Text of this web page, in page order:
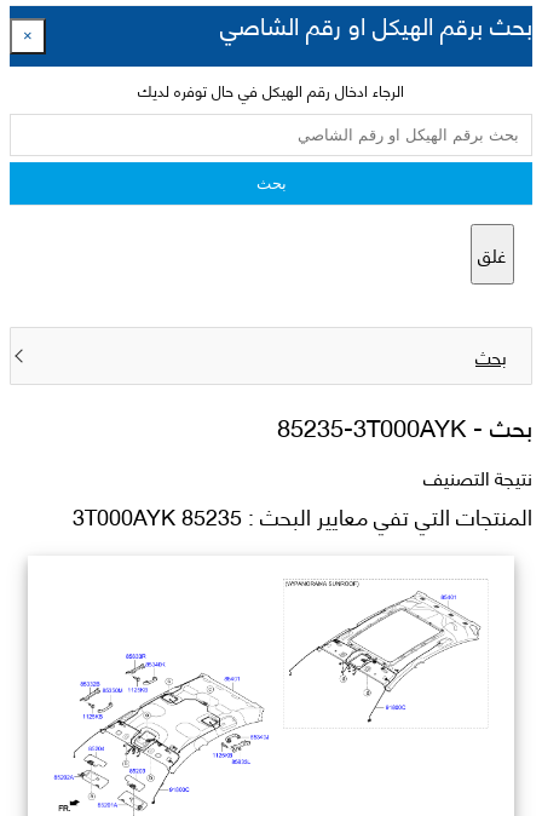
بحث برقم الهيكل او رقم الشاصي ×
الرجاء ادخال رقم الهيكل في حال توفره لديك
بحث
غلق
بحث
بحث -85235-3T000AYK
نتيجة التصنيف
المنتجات التي تفي معايير البحث : 85235 3T000AYK